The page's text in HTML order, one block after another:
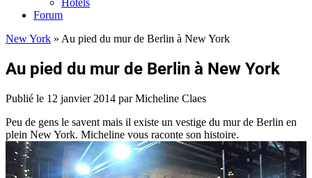
Hôtels
Forum
New York » Au pied du mur de Berlin à New York
Au pied du mur de Berlin à New York
Publié le 12 janvier 2014 par Micheline Claes
Peu de gens le savent mais il existe un vestige du mur de Berlin en
plein New York. Micheline vous raconte son histoire.